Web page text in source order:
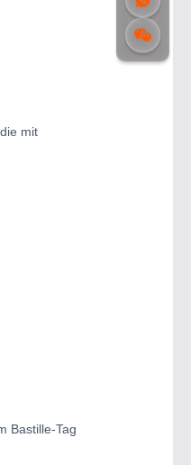
mit
Bastille-Tag